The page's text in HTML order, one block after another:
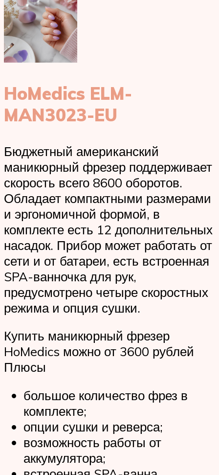
HoMedics ELM-
MAN3023-EU
Бюджетный американский
маникюрный фрезер поддерживает
скорость всего 8600 оборотов.
Обладает компактными размерами
и эргономичной формой, в
комплекте есть 12 дополнительных
насадок. Прибор может работать от
сети и от батареи, есть встроенная
SPA-ванночка для рук,
предусмотрено четыре скоростных
режима и опция сушки.
Купить маникюрный фрезер
HoMedics можно от 3600 рублей
Плюсы
большое количество фрез в
комплекте;
опции сушки и реверса;
возможность работы от
аккумулятора;